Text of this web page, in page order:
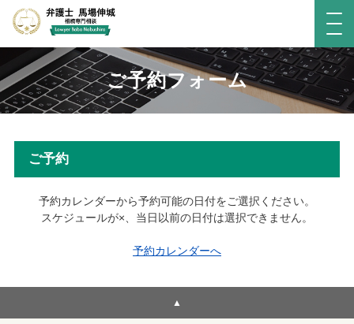
ご予約フォーム
ご予約
予約カレンダーから予約可能の日付をご選択ください。
スケジュールが×、当日以前の日付は選択できません。
予約カレンダーへ
▲